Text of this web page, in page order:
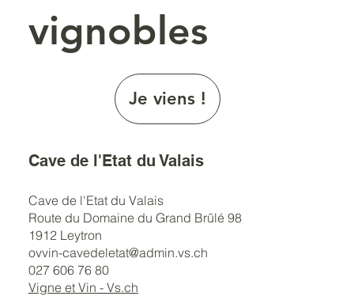
vignobles
Je viens !
Cave de l'Etat du Valais
Cave de l'Etat du Valais
Route du Domaine du Grand Brûlé 98
1912 Leytron
ovvin-cavedeletat@admin.vs.ch
027 606 76 80
Vigne et Vin - Vs.ch